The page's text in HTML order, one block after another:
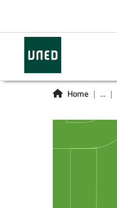
Home ...